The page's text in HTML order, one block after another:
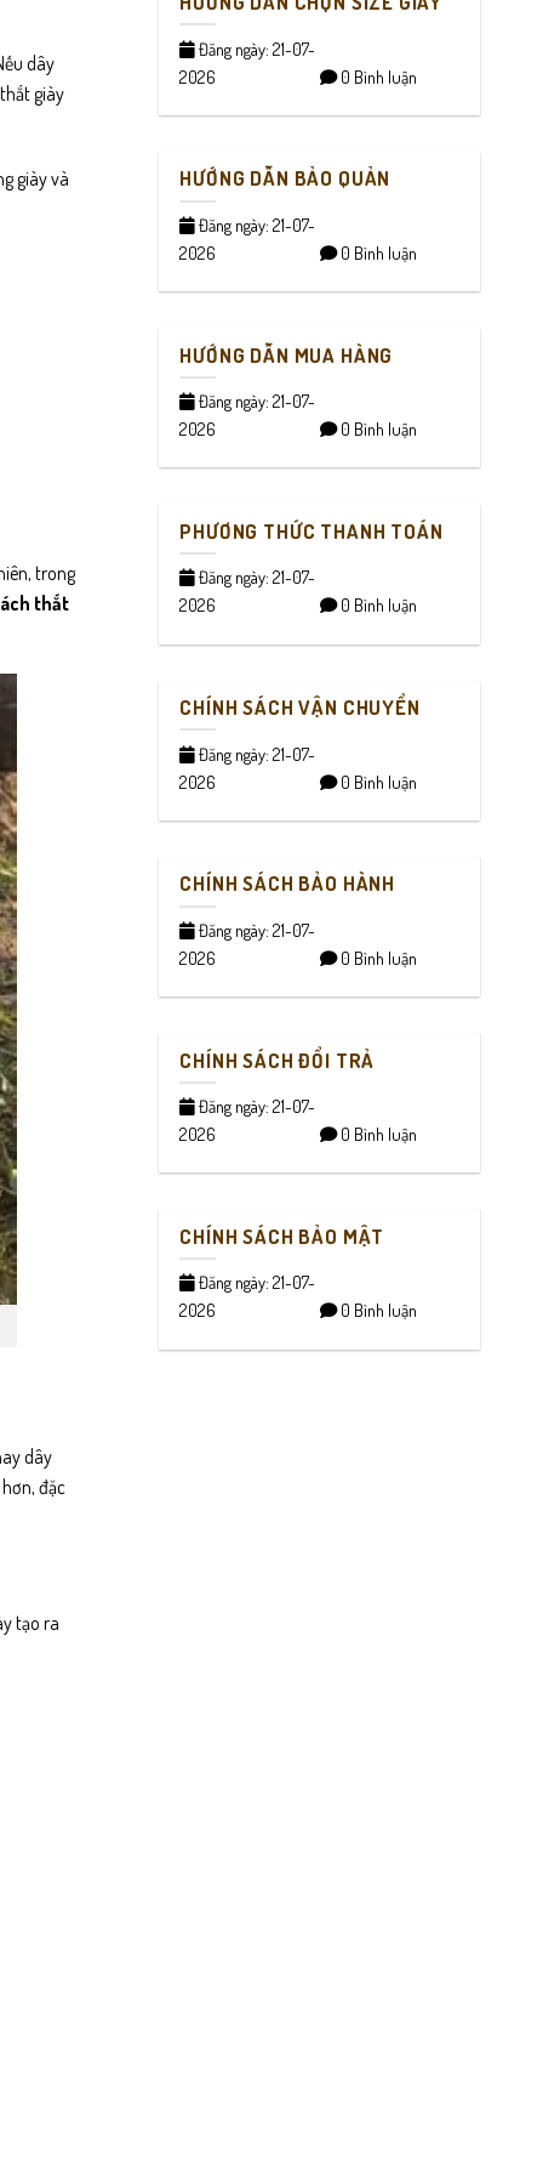
dây
giày
giày và
trong
thắt
dây
đặc
tạo ra
Đăng ngày: 21-07-
2026
0 Bình luận
HƯỚNG DẪN BẢO QUẢN
Đăng ngày: 21-07-
2026
0 Bình luận
HƯỚNG DẪN MUA HÀNG
Đăng ngày: 21-07-
2026
0 Bình luận
PHƯƠNG THỨC THANH TOÁN
Đăng ngày: 21-07-
2026
0 Bình luận
CHÍNH SÁCH VẬN CHUYỂN
Đăng ngày: 21-07-
2026
0 Bình luận
CHÍNH SÁCH BẢO HÀNH
Đăng ngày: 21-07-
2026
0 Bình luận
CHÍNH SÁCH ĐỔI TRẢ
Đăng ngày: 21-07-
2026
0 Bình luận
CHÍNH SÁCH BẢO MẬT
Đăng ngày: 21-07-
2026
0 Bình luận